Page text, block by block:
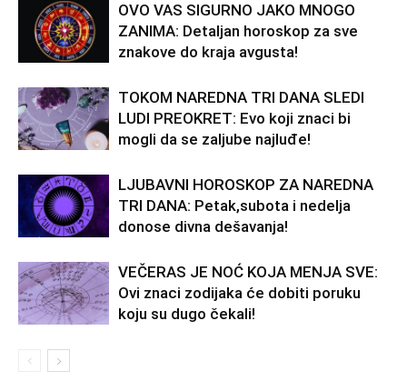
OVO VAS SIGURNO JAKO MNOGO
ZANIMA: Detaljan horoskop za sve
znakove do kraja avgusta!
TOKOM NAREDNA TRI DANA SLEDI
LUDI PREOKRET: Evo koji znaci bi
mogli da se zaljube najluđe!
LJUBAVNI HOROSKOP ZA NAREDNA
TRI DANA: Petak,subota i nedelja
donose divna dešavanja!
VEČERAS JE NOĆ KOJA MENJA SVE:
Ovi znaci zodijaka će dobiti poruku
koju su dugo čekali!